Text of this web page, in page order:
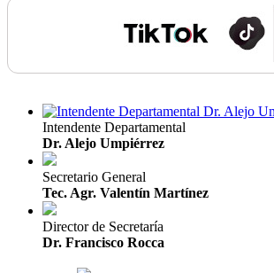
Intendente Departamental
Dr. Alejo Umpiérrez
Secretario General
Tec. Agr. Valentín Martínez
Director de Secretaría
Dr. Francisco Rocca